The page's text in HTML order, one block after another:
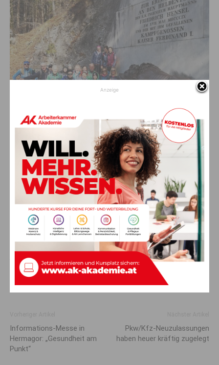
Die Gruppe vor dem Hauptmann-Hensel-Denkmal in Malborghetto (c) Erich
Glantschnig
Stumme Zeitzeugen aus verschiedenen Jahrhunderten
(Franzosenkrieg mit Fort Hensel, Kalter Krieg, etc.), die heute
in beispiellosen idealistischen Einsätzen vieler Freiwilliger der
Allgemeinheit zugänglich gemacht werden. Die
Heimatforscherin Anita Pinagli vom Verein Landscapes und
selbst Kärntner Bergwanderführerin, führte ihr KollegInnen aus
dem Gailtal mit hoch interessanten Vorträgen durch Bunker-
und Festungsanlagen. Unvergessliche Eindrücke, die sich
jeder Interessierte einmal vor Ort holen sollte.
Nähere Infos/Termine/etc. unter
https://www.bergwanderfuehrer-karnische-region.com/
Informations-Messe in
Hermagor: „Gesundheit am
Punkt“
Pkw/Kfz-Neuzulassungen
haben heuer kräftig zugelegt
Anzeige